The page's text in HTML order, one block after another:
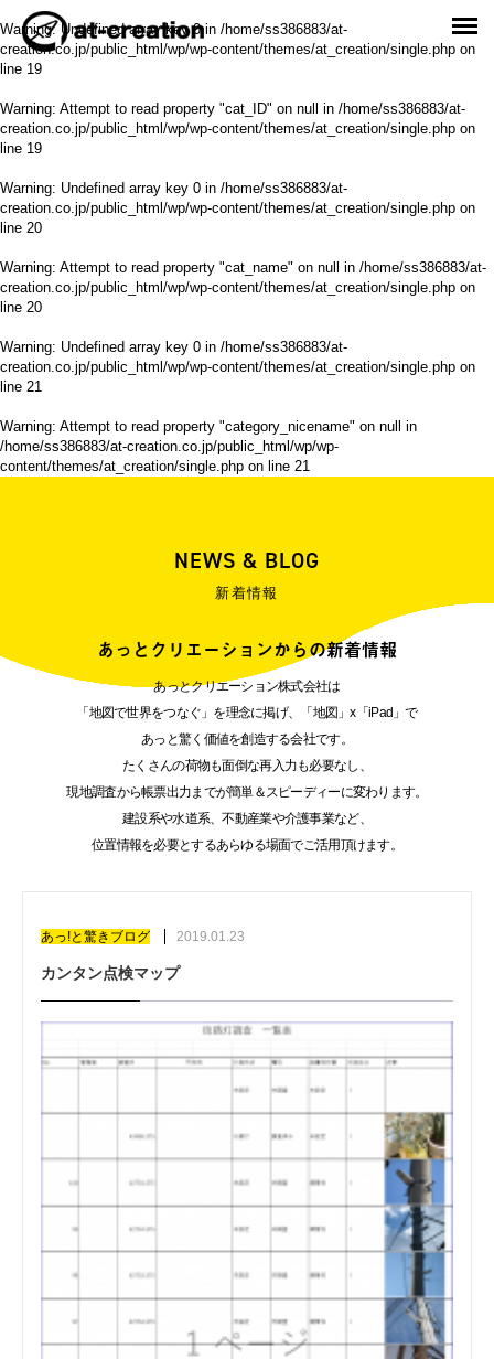
Warning: Undefined array key 0 in /home/ss386883/at-
creation.co.jp/public_html/wp/wp-content/themes/at_creation/single.php on
line 19
Warning: Attempt to read property "cat_ID" on null in /home/ss386883/at-
creation.co.jp/public_html/wp/wp-content/themes/at_creation/single.php on
line 19
Warning: Undefined array key 0 in /home/ss386883/at-
creation.co.jp/public_html/wp/wp-content/themes/at_creation/single.php on
line 20
Warning: Attempt to read property "cat_name" on null in /home/ss386883/at-
creation.co.jp/public_html/wp/wp-content/themes/at_creation/single.php on
line 20
Warning: Undefined array key 0 in /home/ss386883/at-
creation.co.jp/public_html/wp/wp-content/themes/at_creation/single.php on
line 21
Warning: Attempt to read property "category_nicename" on null in
/home/ss386883/at-creation.co.jp/public_html/wp/wp-
content/themes/at_creation/single.php on line 21
NEWS & BLOG
新着情報
あっとクリエーションからの新着情報
あっとクリエーション株式会社は
「地図で世界をつなぐ」を理念に掲げ、「地図」x「iPad」で
あっと驚く価値を創造する会社です。
たくさんの荷物も面倒な再入力も必要なし、
現地調査から帳票出力までが簡単＆スピーディーに変わります。
建設系や水道系、不動産業や介護事業など、
位置情報を必要とするあらゆる場面でご活用頂けます。
あっ!と驚きブログ 2019.01.23
カンタン点検マップ